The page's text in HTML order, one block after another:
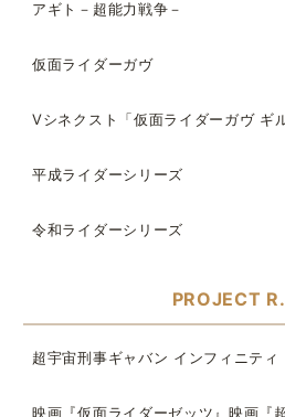
アギト－超能力戦争－
仮面ライダーガヴ
Vシネクスト「仮面ライダーガヴ ギ
平成ライダーシリーズ
令和ライダーシリーズ
PROJECT
超宇宙刑事ギャバン インフィニティ
映画『仮面ライダーゼッツ』映画『